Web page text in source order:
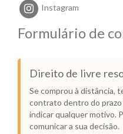
Instagram
Formulário de
Direito de livre
Se comprou à distância,
contrato dentro do prazo
indicar qualquer motivo.
comunicar a sua decisão.